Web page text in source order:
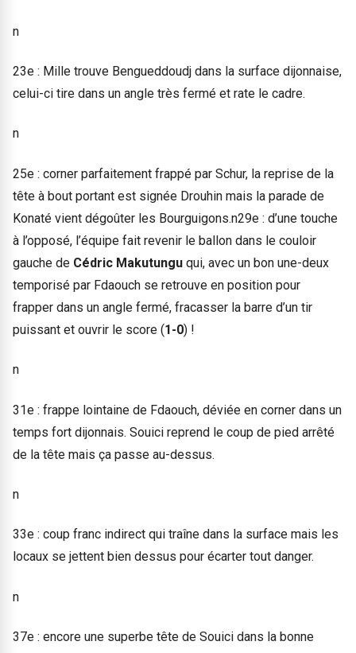
n
23e : Mille trouve Bengueddoudj dans la surface dijonnaise,
celui-ci tire dans un angle très fermé et rate le cadre.
n
25e : corner parfaitement frappé par Schur, la reprise de la
tête à bout portant est signée Drouhin mais la parade de
Konaté vient dégoûter les Bourguigons.n29e : d’une touche
à l’opposé, l’équipe fait revenir le ballon dans le couloir
gauche de Cédric Makutungu qui, avec un bon une-deux
temporisé par Fdaouch se retrouve en position pour
frapper dans un angle fermé, fracasser la barre d’un tir
puissant et ouvrir le score (1-0) !
n
31e : frappe lointaine de Fdaouch, déviée en corner dans un
temps fort dijonnais. Souici reprend le coup de pied arrêté
de la tête mais ça passe au-dessus.
n
33e : coup franc indirect qui traîne dans la surface mais les
locaux se jettent bien dessus pour écarter tout danger.
n
37e : encore une superbe tête de Souici dans la bonne